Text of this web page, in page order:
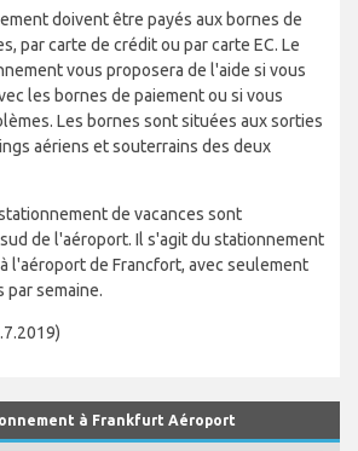
doivent être payés aux bornes de
par carte de crédit ou par carte EC. Le
vous proposera de l'aide si vous
les bornes de paiement ou si vous
Les bornes sont situées aux sorties
aériens et souterrains des deux
de vacances sont
de l'aéroport. Il s'agit du stationnement
l'aéroport de Francfort, avec seulement
par semaine.
à Frankfurt Aéroport